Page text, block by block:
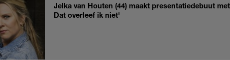
Jelka van Houten (44) maakt presentatiedebuut
Dat overleef ik niet'